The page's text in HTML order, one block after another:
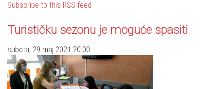
Subscribe to this RSS feed
Turističku sezonu je moguće spasiti
subota, 29 maj 2021 20:00